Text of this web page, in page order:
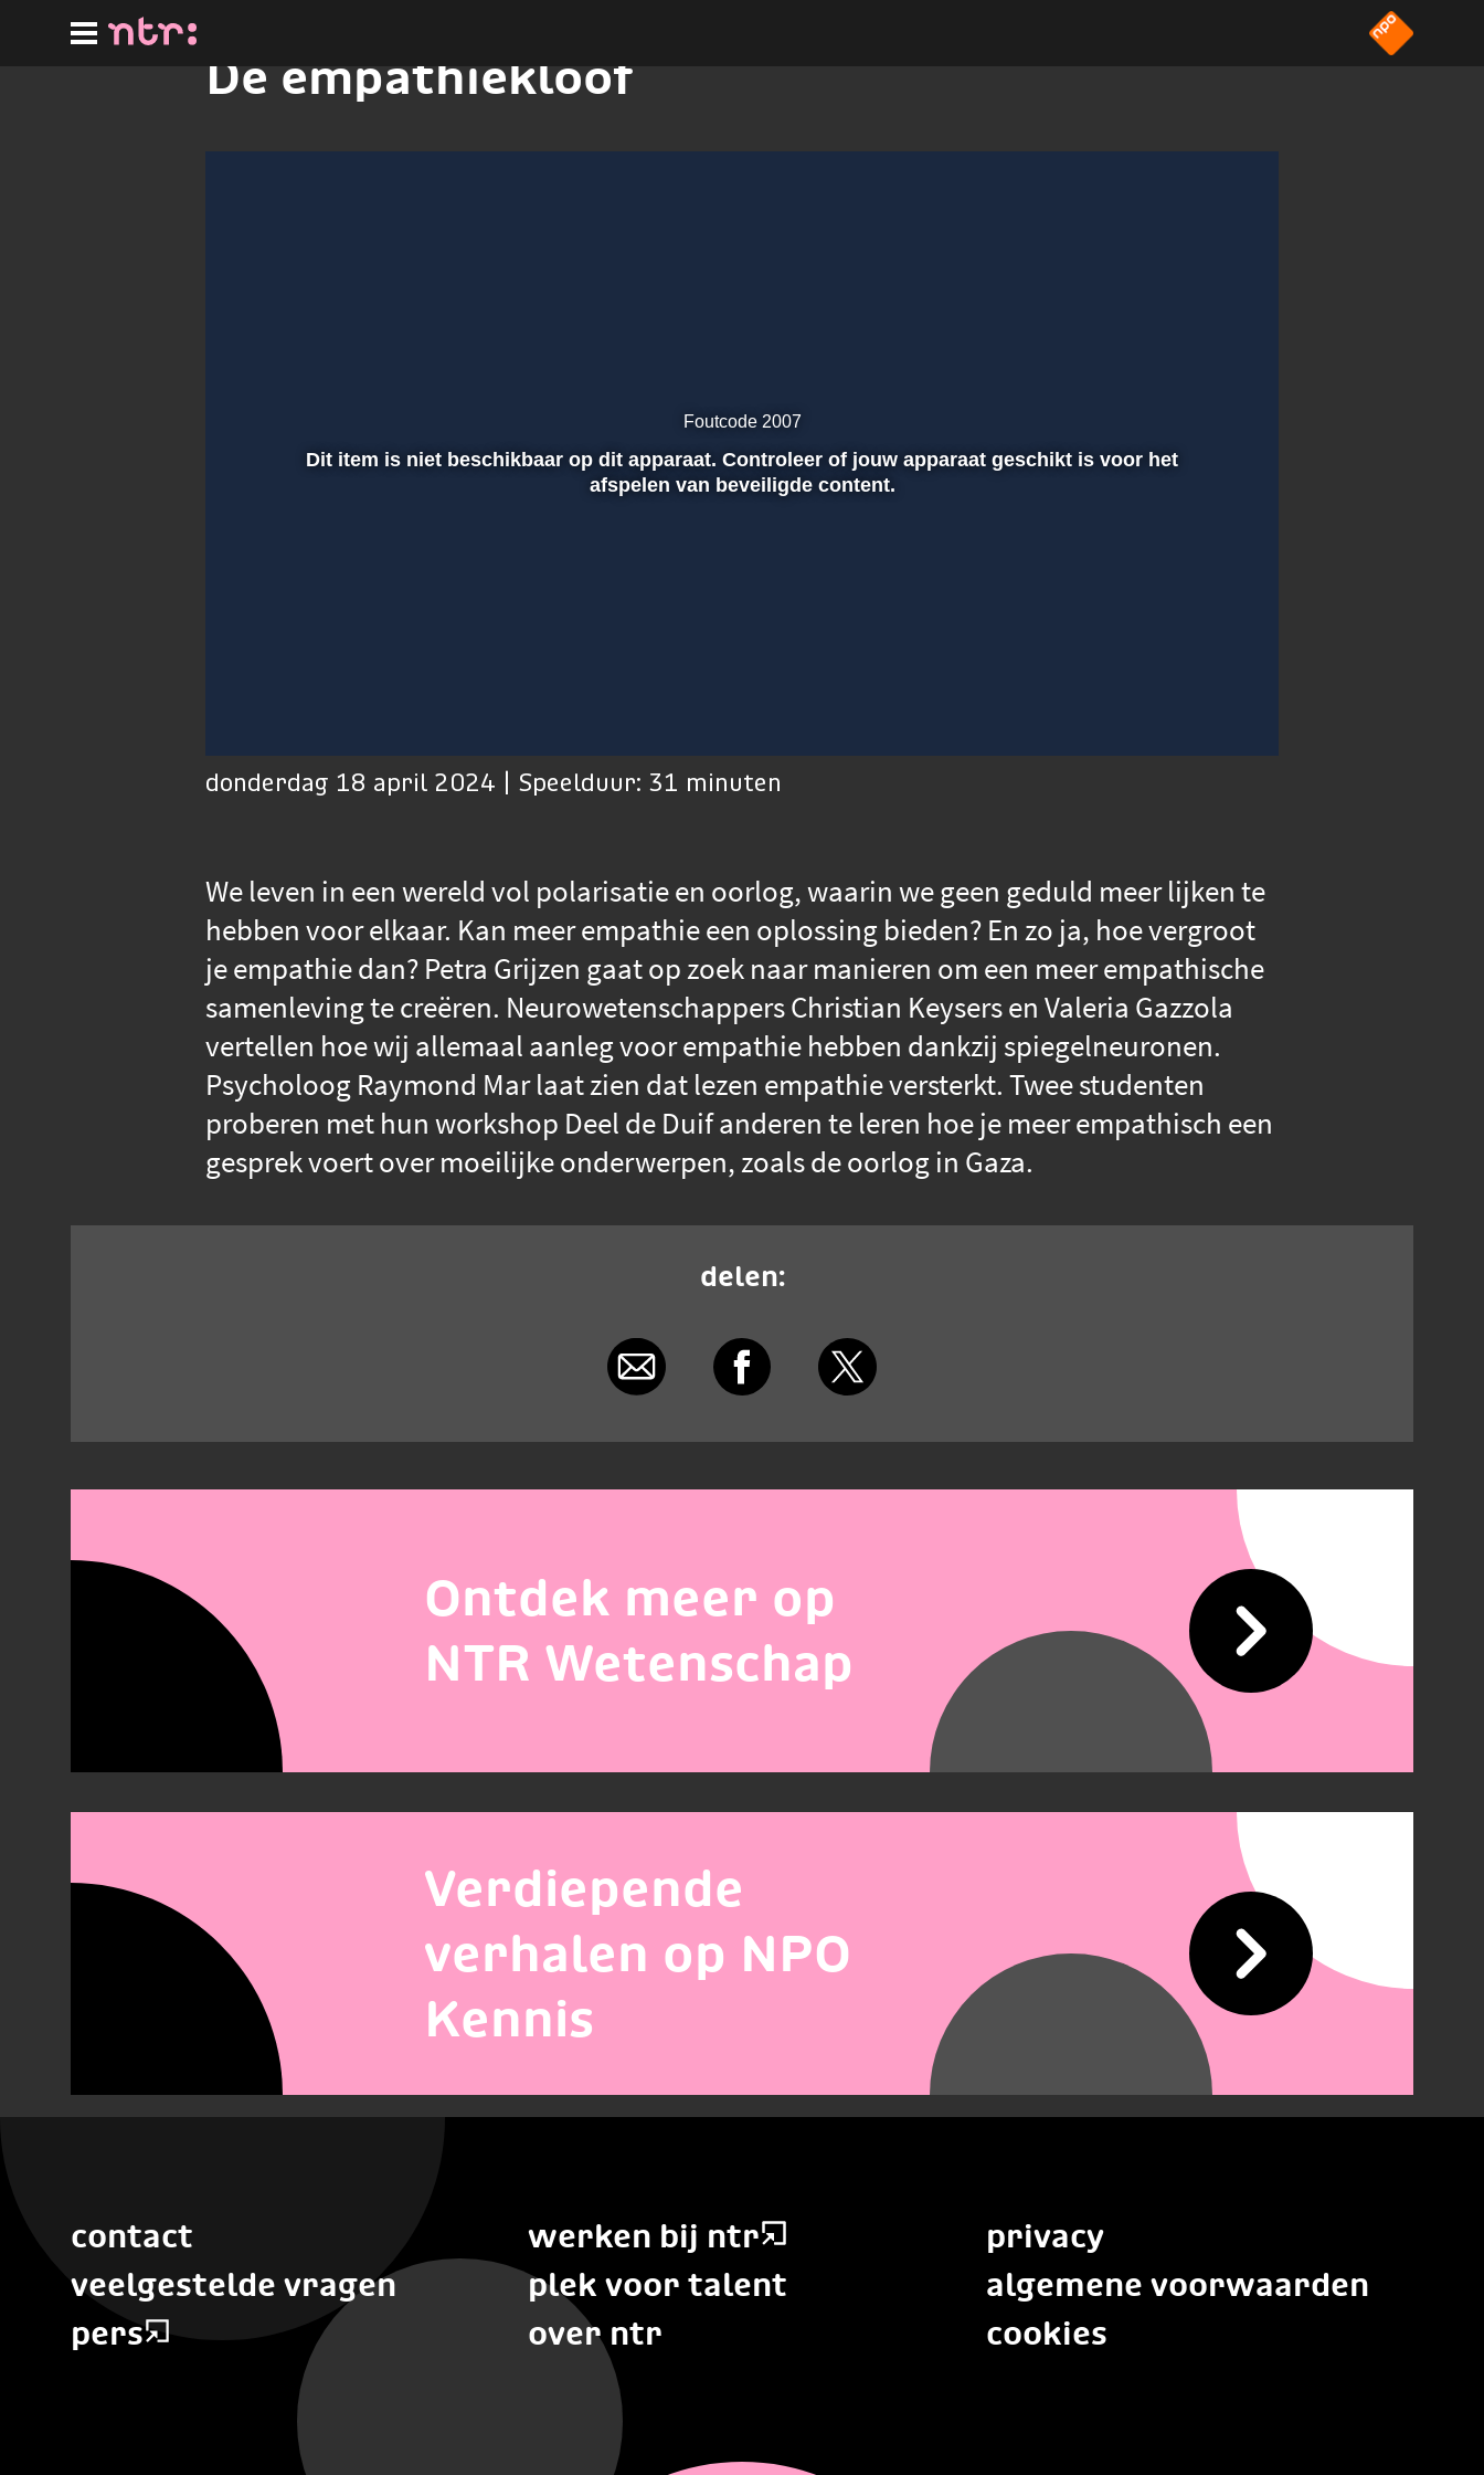
hoofdinhoud
De empathiekloof
Foutcode 2007
Dit item is niet beschikbaar op dit apparaat. Controleer of jouw apparaat geschikt is voor het
afspelen van beveiligde content.
donderdag 18 april 2024 | Speelduur: 31 minuten
We leven in een wereld vol polarisatie en oorlog, waarin we geen geduld meer lijken te
hebben voor elkaar. Kan meer empathie een oplossing bieden? En zo ja, hoe vergroot
je empathie dan? Petra Grijzen gaat op zoek naar manieren om een meer empathische
samenleving te creëren. Neurowetenschappers Christian Keysers en Valeria Gazzola
vertellen hoe wij allemaal aanleg voor empathie hebben dankzij spiegelneuronen.
Psycholoog Raymond Mar laat zien dat lezen empathie versterkt. Twee studenten
proberen met hun workshop Deel de Duif anderen te leren hoe je meer empathisch een
gesprek voert over moeilijke onderwerpen, zoals de oorlog in Gaza.
delen:
Ontdek meer op
NTR Wetenschap
Verdiepende
verhalen op NPO
Kennis
contact
veelgestelde vragen
pers
werken bij ntr
plek voor talent
over ntr
privacy
algemene voorwaarden
cookies